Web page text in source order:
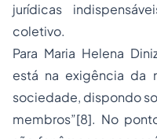
jurídicas
coletivo.
Para Maria Helena
está na exigência da
sociedade, dispondo
membros”[8]. No